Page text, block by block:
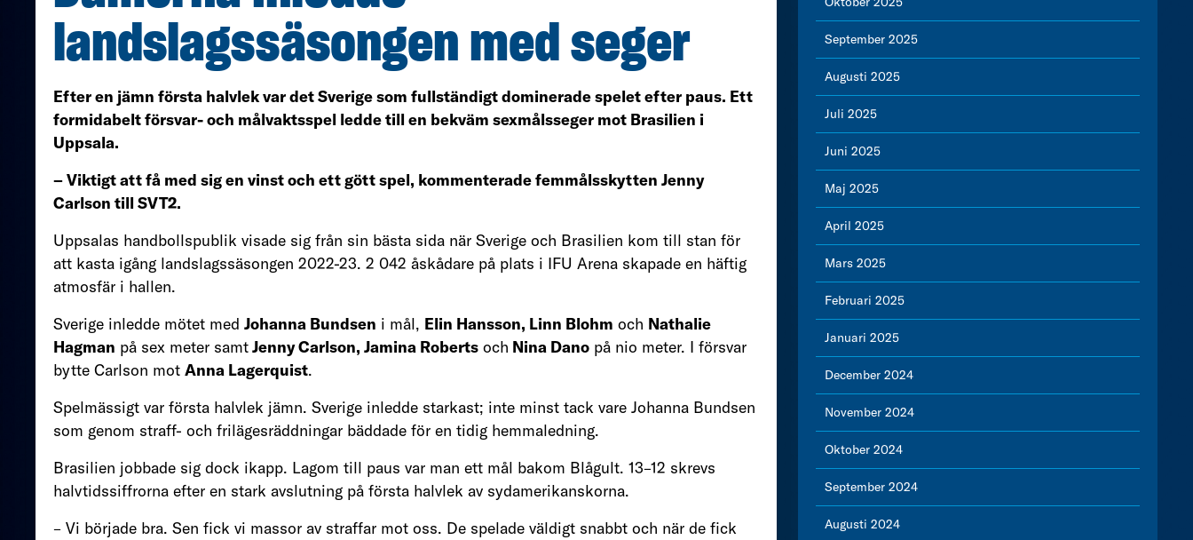
landslagssäsongen med seger
Efter en jämn första halvlek var det Sverige som fullständigt dominerade spelet efter paus. Ett
formidabelt försvar- och målvaktsspel ledde till en bekväm sexmålsseger mot Brasilien i
Uppsala.
– Viktigt att få med sig en vinst och ett gött spel, kommenterade femmålsskytten Jenny
Carlson till SVT2.
Uppsalas handbollspublik visade sig från sin bästa sida när Sverige och Brasilien kom till stan för
att kasta igång landslagssäsongen 2022-23. 2 042 åskådare på plats i IFU Arena skapade en häftig
atmosfär i hallen.
Sverige inledde mötet med Johanna Bundsen i mål, Elin Hansson, Linn Blohm och Nathalie
Hagman på sex meter samtJenny Carlson, Jamina Roberts och Nina Dano på nio meter. I försvar
bytte Carlson mot Anna Lagerquist.
Spelmässigt var första halvlek jämn. Sverige inledde starkast; inte minst tack vare Johanna Bundsen
som genom straff- och frilägesräddningar bäddade för en tidig hemmaledning.
Brasilien jobbade sig dock ikapp. Lagom till paus var man ett mål bakom Blågult. 13–12 skrevs
halvtidssiffrorna efter en stark avslutning på första halvlek av sydamerikanskorna.
– Vi började bra. Sen fick vi massor av straffar mot oss. De spelade väldigt snabbt och när de fick
September 2025
Augusti 2025
Juli 2025
Juni 2025
Maj 2025
April 2025
Mars 2025
Februari 2025
Januari 2025
December 2024
November 2024
Oktober 2024
September 2024
Augusti 2024